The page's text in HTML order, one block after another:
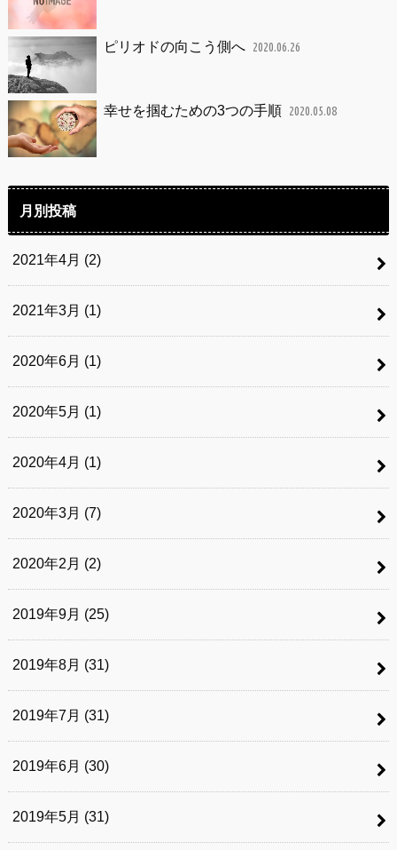
ピリオドの向こう側へ 2020.06.26
幸せを掴むための3つの手順 2020.05.08
月別投稿
2021年4月 (2)
2021年3月 (1)
2020年6月 (1)
2020年5月 (1)
2020年4月 (1)
2020年3月 (7)
2020年2月 (2)
2019年9月 (25)
2019年8月 (31)
2019年7月 (31)
2019年6月 (30)
2019年5月 (31)